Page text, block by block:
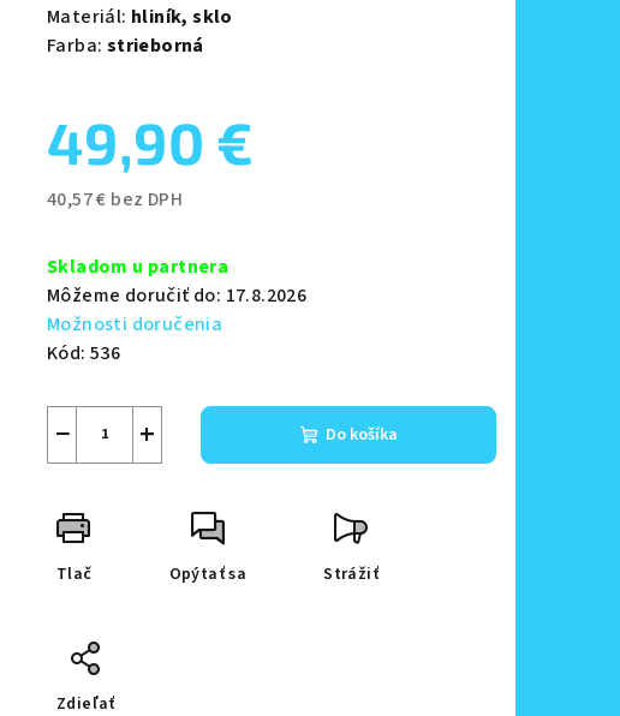
je
0,0
hviezdičiek.
Materiál: hliník, sklo
Farba: strieborná
49,90 €
40,57 € bez DPH
cena:
Skladom u partnera
Môžeme doručiť do: 17.8.2026
Možnosti doručenia
Kód: 536
+
− Do košíka
Tlač Opýtať sa Strážiť
Zdieľať